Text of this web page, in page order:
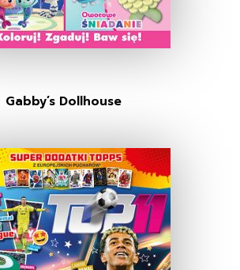
Gabby’s Dollhouse